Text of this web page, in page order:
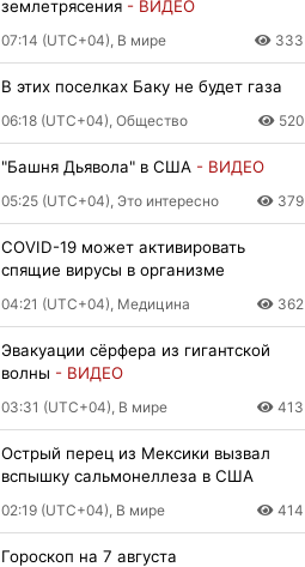
землетрясения - ВИДЕО
07:14 (UTC+04), В мире 333
В этих поселках Баку не будет газа
06:18 (UTC+04), Общество 520
"Башня Дьявола" в США - ВИДЕО
05:25 (UTC+04), Это интересно 379
COVID-19 может активировать
спящие вирусы в организме
04:21 (UTC+04), Медицина 362
Эвакуации сёрфера из гигантской
волны - ВИДЕО
03:31 (UTC+04), В мире 413
Острый перец из Мексики вызвал
вспышку сальмонеллеза в США
02:19 (UTC+04), В мире 414
Гороскоп на 7 августа